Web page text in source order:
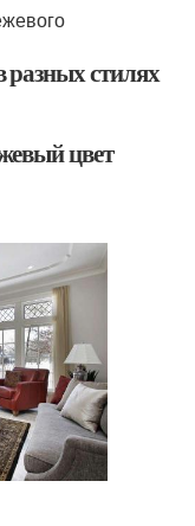
разных стилях
цвет